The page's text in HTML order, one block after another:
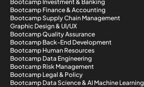
Bootcamp Investment & Banking
Bootcamp Finance & Accounting
Bootcamp Supply Chain Management
Graphic Design & UI/UX
Bootcamp Quality Assurance
Bootcamp Back-End Development
Bootcamp Human Resources
Bootcamp Data Engineering
Bootcamp Risk Management
Bootcamp Legal & Policy
Bootcamp Data Science & AI Machine Learning